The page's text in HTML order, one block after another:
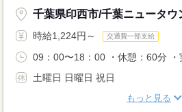
千葉県印西市/千葉ニュータウ
時給1,224円～ 交通費一部支給
09：00〜18：00 ・休憩：60分 ・
土曜日 日曜日 祝日
もっと見る